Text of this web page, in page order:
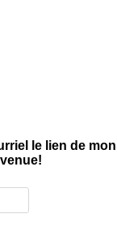
le lien de mon